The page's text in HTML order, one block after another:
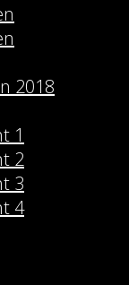
2018
1
2
3
4